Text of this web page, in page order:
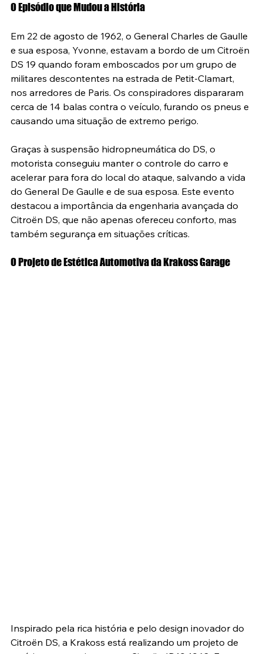
O Episódio que Mudou a História
Em 22 de agosto de 1962, o General Charles de Gaulle
e sua esposa, Yvonne, estavam a bordo de um Citroën
DS 19 quando foram emboscados por um grupo de
militares descontentes na estrada de Petit-Clamart,
nos arredores de Paris. Os conspiradores dispararam
cerca de 14 balas contra o veículo, furando os pneus e
causando uma situação de extremo perigo.
Graças à suspensão hidropneumática do DS, o
motorista conseguiu manter o controle do carro e
acelerar para fora do local do ataque, salvando a vida
do General De Gaulle e de sua esposa. Este evento
destacou a importância da engenharia avançada do
Citroën DS, que não apenas ofereceu conforto, mas
também segurança em situações críticas.
O Projeto de Estética Automotiva da Krakoss Garage
Inspirado pela rica história e pelo design inovador do
Citroën DS, a Krakoss está realizando um projeto de